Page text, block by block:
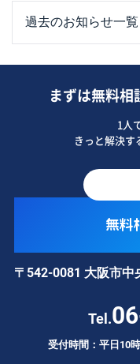
まずは無料相
1人
きっと解決す
無料
〒542-0081 大阪市中
Tel.
受付時間：平日10